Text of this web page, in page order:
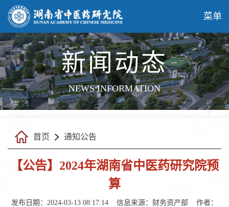
菜单
新闻动态
NEWS INFORMATION
首页 通知公告
【公告】2024年湖南省中医药研究院预
算
发布日期：2024-03-13 08:17:14 信息来源：财务资产部 作者：